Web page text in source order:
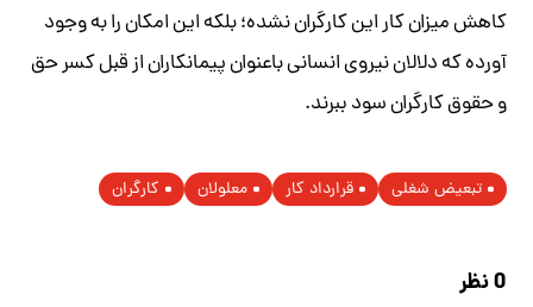
کاهش میزان کار این کارگران نشده؛ بلکه این امکان را به وجود
آورده که دلالان نیروی انسانی‌ باعنوان پیمانکاران از قبل کسر حق
و حقوق‌ کارگران سود ببرند.
تبعیض شغلی قرارداد کار معلولان کارگران
0 نظر